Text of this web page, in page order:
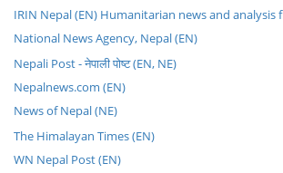
IRIN Nepal (EN) Humanitarian news and analysis
National News Agency, Nepal (EN)
Nepali Post - नेपाली पोष्ट (EN, NE)
Nepalnews.com (EN)
News of Nepal (NE)
The Himalayan Times (EN)
WN Nepal Post (EN)